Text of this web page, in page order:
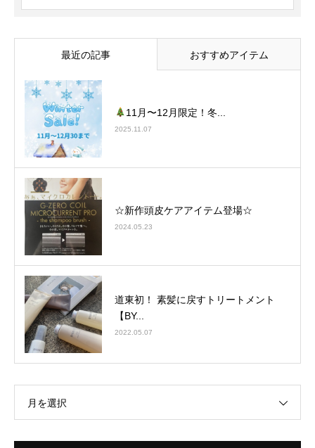
最近の記事 おすすめアイテム
11月〜12月限定！冬...
2025.11.07
☆新作頭皮ケアアイテム登場☆
2024.05.23
道東初！ 素髪に戻すトリートメント
【BY...
2022.05.07
月を選択